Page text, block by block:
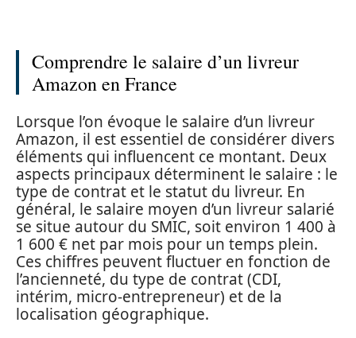
Comprendre le salaire d’un livreur
Amazon en France
Lorsque l’on évoque le salaire d’un livreur
Amazon, il est essentiel de considérer divers
éléments qui influencent ce montant. Deux
aspects principaux déterminent le salaire : le
type de contrat et le statut du livreur. En
général, le salaire moyen d’un livreur salarié
se situe autour du SMIC, soit environ 1 400 à
1 600 € net par mois pour un temps plein.
Ces chiffres peuvent fluctuer en fonction de
l’ancienneté, du type de contrat (CDI,
intérim, micro-entrepreneur) et de la
localisation géographique.